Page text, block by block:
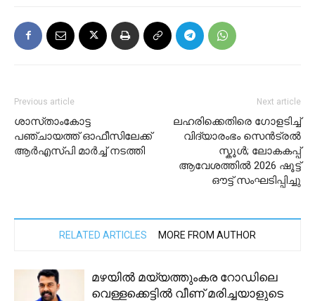
Previous article
ശാസ്‌താംകോട്ട
പഞ്ചായത്ത് ഓഫീസിലേക്ക്
ആർഎസ്പി മാർച്ച് നടത്തി
Next article
ലഹരിക്കെതിരെ ഗോളടിച്ച്
വിദ്യാരംഭം സെൻട്രൽ
സ്കൂൾ; ലോകകപ്പ്
ആവേശത്തിൽ 2026 ഷൂട്ട്
ഔട്ട് സംഘടിപ്പിച്ചു
RELATED ARTICLES MORE FROM AUTHOR
മഴയില്‍ മയ്യത്തുംകര റോഡിലെ
വെള്ളക്കെട്ടില്‍ വീണ് മരിച്ചയാളുടെ